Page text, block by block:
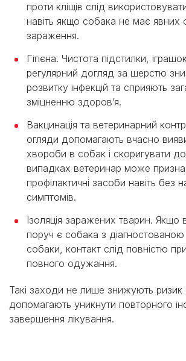
проти кліщів слід
навіть якщо собака не має явних
зараження.
Гігієна. Чистота підстилки,
регулярний догляд за шерстю
розвитку інфекцій та сприяють
зміцненню здоровʼя.
Вакцинація та ветеринарний
огляди допомагають вчасно
хвороби в собак і скоригувати
випадках ветеринар може
профілактичні засоби навіть без
симптомів.
Ізоляція заражених тварин. Якщо
поруч є собака з
собаки, контакт слід повністю
повного одужання.
Такі заходи не лише знижують
допомагають уникнути повторного
завершення лікування.